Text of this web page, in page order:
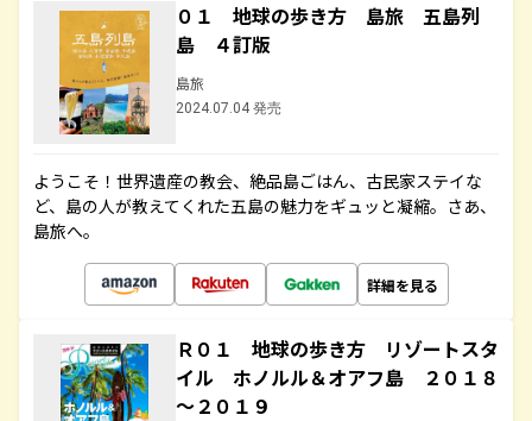
０１ 地球の歩き方 島旅 五島列
島 ４訂版
島旅
2024.07.04 発売
ようこそ！世界遺産の教会、絶品島ごはん、古民家ステイな
ど、島の人が教えてくれた五島の魅力をギュッと凝縮。さあ、
島旅へ。
詳細を見る
Ｒ０１ 地球の歩き方 リゾートスタ
イル ホノルル＆オアフ島 ２０１８
～２０１９